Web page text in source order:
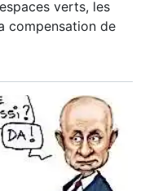
verts, les
compensation de